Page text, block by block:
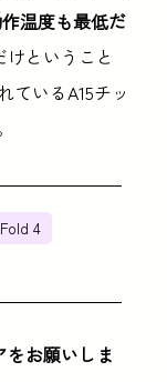
温度も最低だ
けということ
ているA15チッ
4
をお願いしま